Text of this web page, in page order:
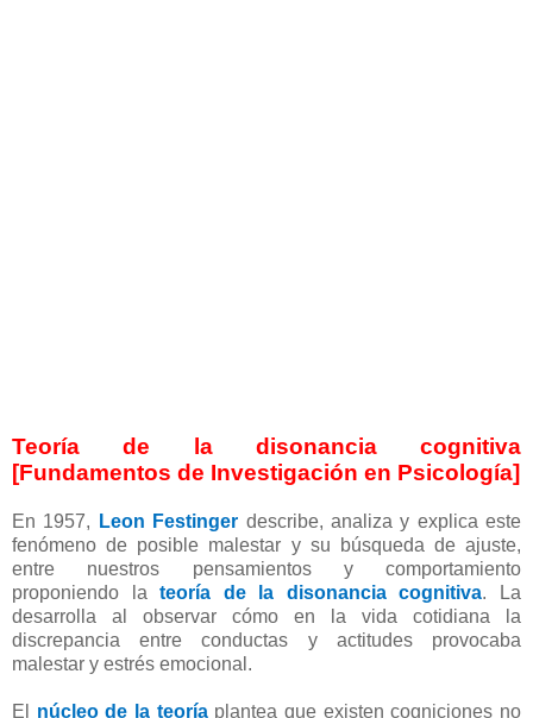
Teoría de la disonancia cognitiva
[Fundamentos de Investigación en Psicología]
En 1957, Leon Festinger describe, analiza y explica este
fenómeno de posible malestar y su búsqueda de ajuste,
entre nuestros pensamientos y comportamiento
proponiendo lateoría de la disonancia cognitiva. La
desarrolla al observar cómo en la vida cotidiana la
discrepancia entre conductas y actitudes provocaba
malestar y estrés emocional.
El núcleo de la teoríaplantea que existen cogniciones no